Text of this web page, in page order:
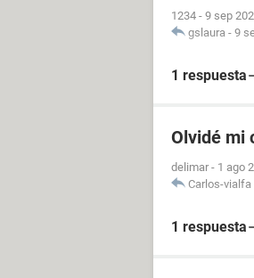
1234 - 9 sep
gslaura - 9
1 respuesta
Olvidé mi
delimar - 1 ago
Carlos-vialfa
1 respuesta